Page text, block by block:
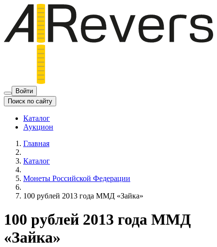
Войти
Поиск по сайту
Каталог
Аукцион
Главная
Каталог
Монеты Российской Федерации
100 рублей 2013 года ММД «Зайка»
100 рублей 2013 года ММД
«Зайка»